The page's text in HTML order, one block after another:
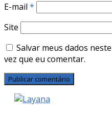
E-mail *
Site
Salvar meus dados
vez que eu comentar.